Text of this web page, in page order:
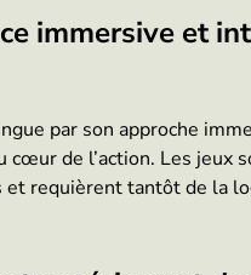
immersive et
par son approche
cœur de l’action. Les
et requièrent tantôt de la